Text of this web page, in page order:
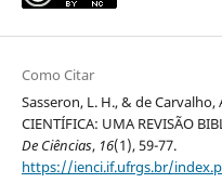
Como Citar
Sasseron, L. H., & de Carvalho,
CIENTÍFICA: UMA REVISÃO
De Ciências, 16(1), 59-77.
https://ienci.if.ufrgs.br/